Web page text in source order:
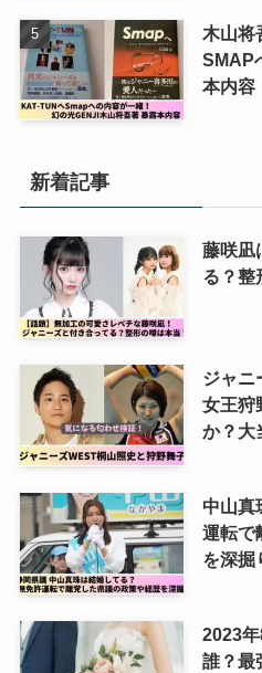
木山将
SMAP
本内容
新着記事
藤咲凪
る？整
ジャニ
女王狩
か？大
中山真
運転で
を深掘
2023
誰？最